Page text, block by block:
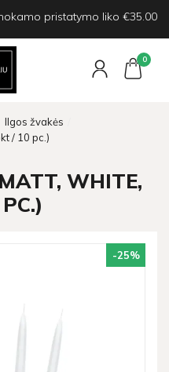
pristatymo liko €35.00
0
Ilgos žvakės
/ 10 pc.)
WHITE,
-25%